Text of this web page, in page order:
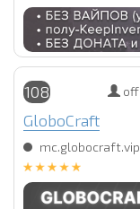
108 off
GloboCraft
mc.globocraft.vip